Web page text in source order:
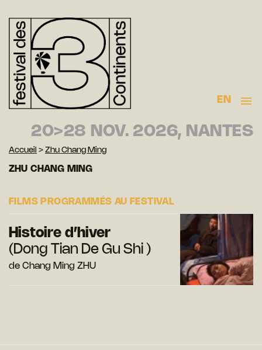
EN
20>28 NOV. 2026, NANTES
Accueil > Zhu Chang Ming
ZHU CHANG MING
FILMS PROGRAMMÉS AU FESTIVAL
Histoire d’hiver
(Dong Tian De Gu Shi )
de Chang Ming ZHU